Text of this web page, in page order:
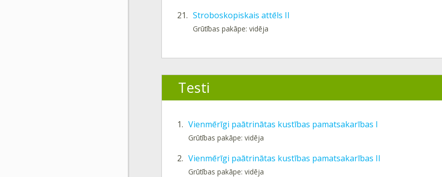
21. Stroboskopiskais attēls II
Grūtības pakāpe: vidēja
Testi
1. Vienmērīgi paātrinātas kustības pamatsakarības I
Grūtības pakāpe: vidēja
2. Vienmērīgi paātrinātas kustības pamatsakarības II
Grūtības pakāpe: vidēja